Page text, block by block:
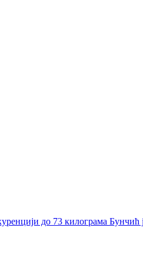
до 73 килограма Бунчић